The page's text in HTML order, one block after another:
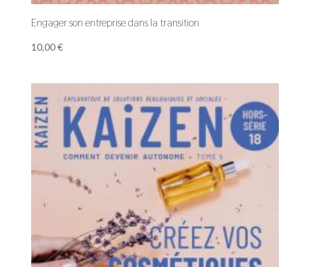
Engager son entreprise dans la transition
10,00€